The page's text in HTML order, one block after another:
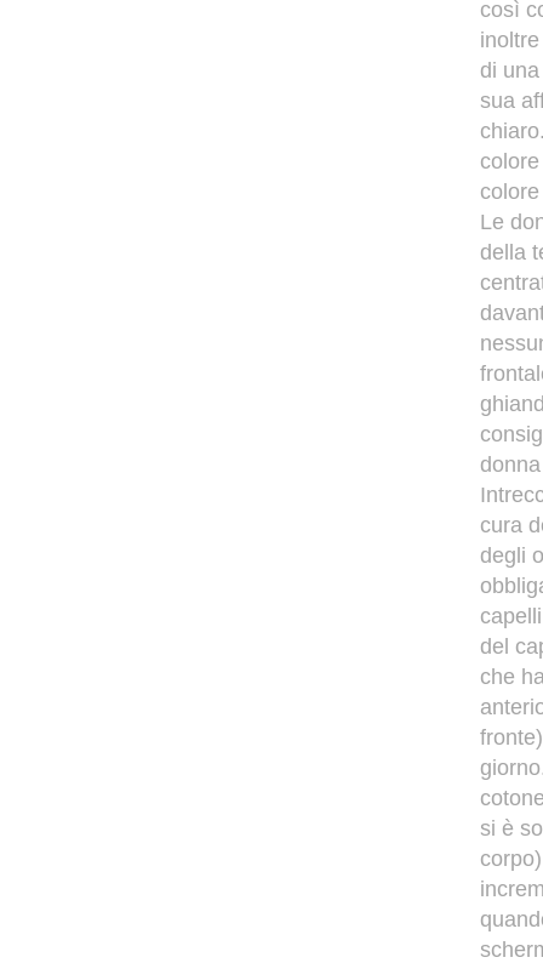
così
di
sua
Le
della
cura
degli
del
che
si è